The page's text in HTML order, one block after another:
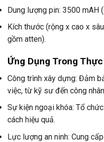
Dung lượng pin: 3500 mAH
Kích thước (rộng x cao x
gồm atten).
Ứng Dụng Trong
Công trình xây dựng: Đảm
việc, từ kỹ sư đến công
Sự kiện ngoại khóa: Tổ
cách hiệu quả.
Lực lượng an ninh: Cung